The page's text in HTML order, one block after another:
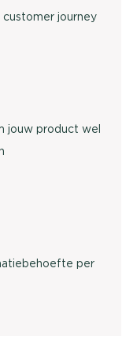
journey
jouw product wel
per